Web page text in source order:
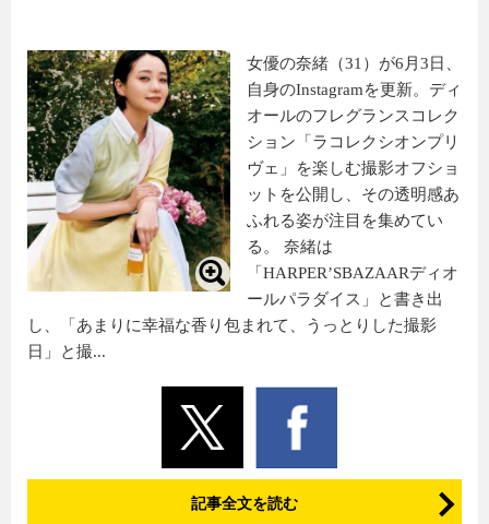
女優の奈緒（31）が6月3日、
自身のInstagramを更新。ディ
オールのフレグランスコレク
ション「ラコレクシオンプリ
ヴェ」を楽しむ撮影オフショ
ットを公開し、その透明感あ
ふれる姿が注目を集めてい
る。 奈緒は
「HARPER’SBAZAARディオ
ールパラダイス」と書き出
し、「あまりに幸福な香り包まれて、うっとりした撮影
日」と撮...
記事全文を読む